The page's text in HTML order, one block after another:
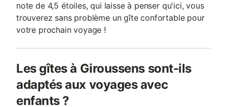
note de 4,5 étoiles, qui laisse à penser qu'ici, vous
trouverez sans problème un gîte confortable pour
votre prochain voyage !
Les gîtes à Giroussens sont-ils
adaptés aux voyages avec
enfants ?